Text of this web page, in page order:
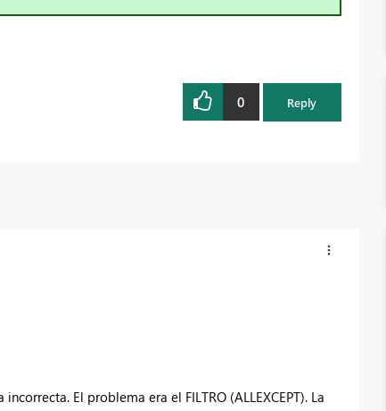
0 Reply
El problema era el FILTRO (ALLEXCEPT). La
Register now